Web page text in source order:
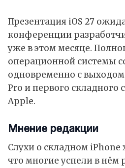
Презентация iOS 27
конференции
уже в этом месяце.
операционной системы
одновременно с
Pro и первого складного
Apple.
Мнение редакции
Слухи о складном iPhone
что многие успели в нём